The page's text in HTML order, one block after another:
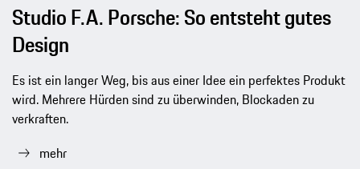
Studio F.A. Porsche: So entsteht gutes
Design
Es ist ein langer Weg, bis aus einer Idee ein perfektes Produkt
wird. Mehrere Hürden sind zu überwinden, Blockaden zu
verkraften.
mehr